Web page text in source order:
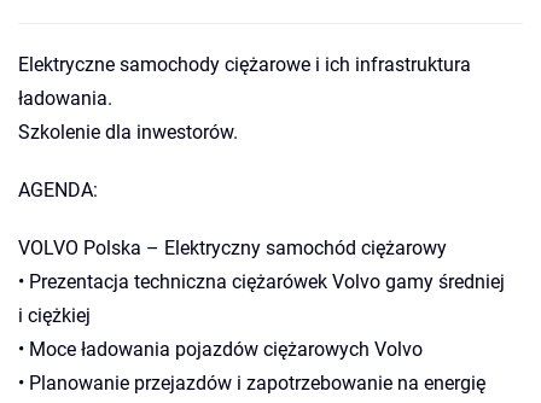
Elektryczne samochody ciężarowe i ich infrastruktura
ładowania.
Szkolenie dla inwestorów.
AGENDA:
VOLVO Polska – Elektryczny samochód ciężarowy
• Prezentacja techniczna ciężarówek Volvo gamy średniej
i ciężkiej
• Moce ładowania pojazdów ciężarowych Volvo
• Planowanie przejazdów i zapotrzebowanie na energię